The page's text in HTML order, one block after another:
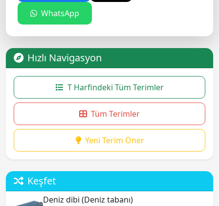
WhatsApp
Hızlı Navigasyon
T Harfindeki Tüm Terimler
Tüm Terimler
Yeni Terim Öner
Keşfet
Deniz dibi (Deniz tabanı)